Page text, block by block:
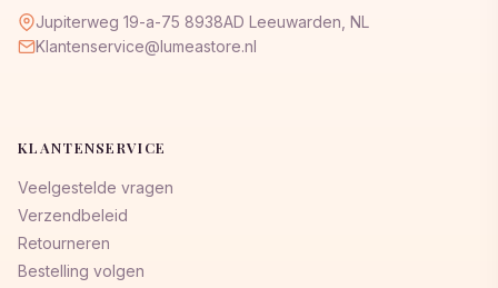
Jupiterweg 19-a-75 8938AD Leeuwarden, NL
Klantenservice@lumeastore.nl
KLANTENSERVICE
Veelgestelde vragen
Verzendbeleid
Retourneren
Bestelling volgen